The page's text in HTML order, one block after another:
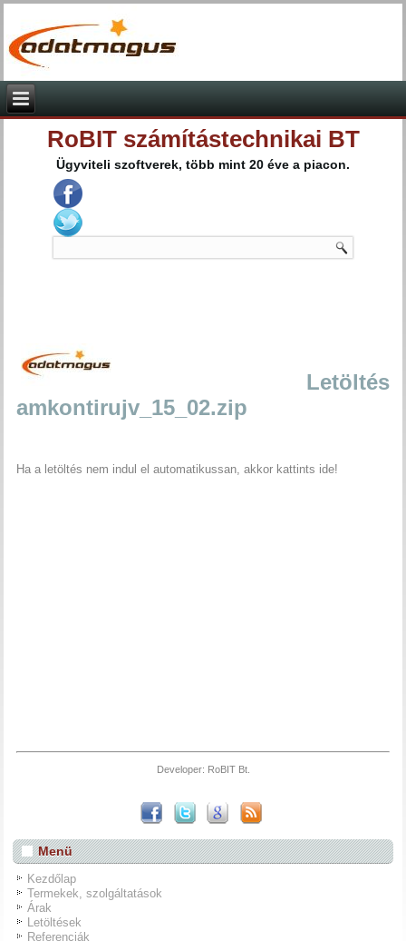
RoBIT számítástechnikai BT
Ügyviteli szoftverek, több mint 20 éve a piacon.
Letöltés
amkontirujv_15_02.zip
Ha a letöltés nem indul el automatikussan, akkor kattints ide!
Developer: RoBIT Bt.
Menü
Kezdőlap
Termekek, szolgáltatások
Árak
Letöltések
Referenciák